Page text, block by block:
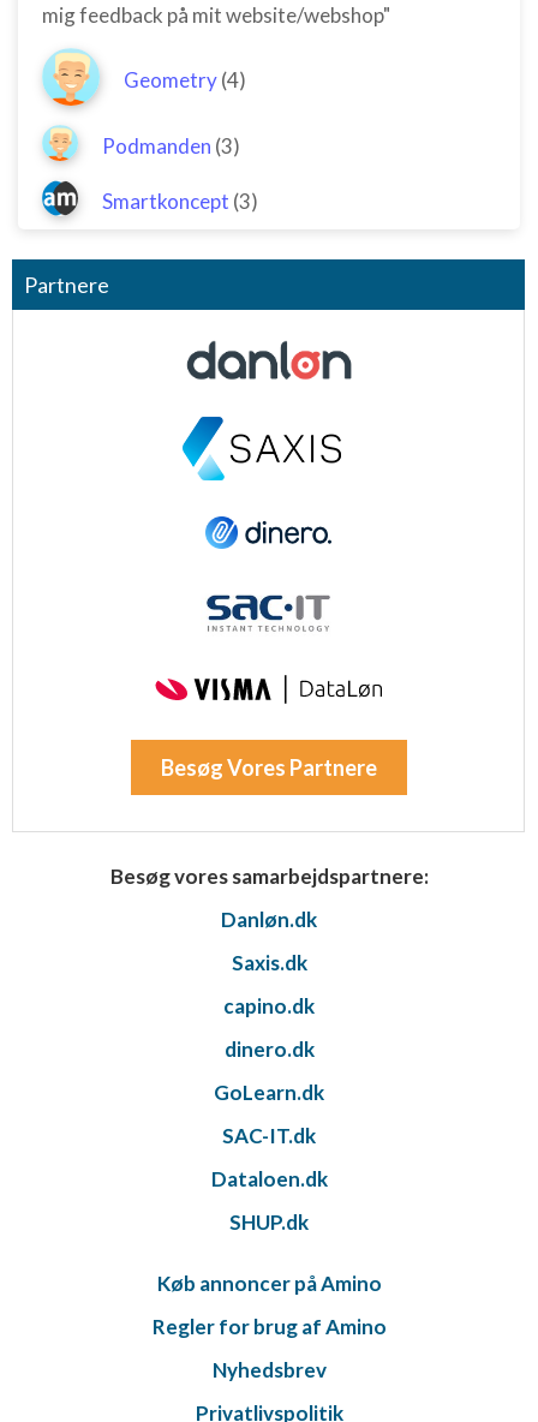
mig feedback på mit website/webshop"
Geometry(4)
Podmanden (3)
Smartkoncept (3)
Partnere
Besøg Vores Partnere
Besøg vores samarbejdspartnere:
Danløn.dk
Saxis.dk
capino.dk
dinero.dk
GoLearn.dk
SAC-IT.dk
Dataloen.dk
SHUP.dk
Køb annoncer på Amino
Regler for brug af Amino
Nyhedsbrev
Privatlivspolitik